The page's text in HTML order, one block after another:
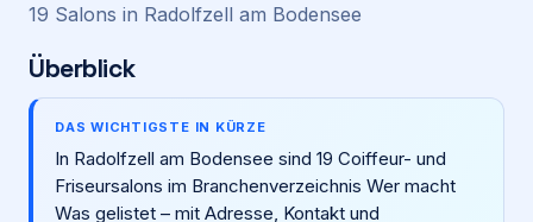
Ratgeber
Werbung
Preise
19 Salons in Radolfzell am Bodensee
Überblick
DAS WICHTIGSTE IN KÜRZE
In Radolfzell am Bodensee sind 19 Coiffeur- und
Friseursalons im Branchenverzeichnis Wer macht
Was gelistet – mit Adresse, Kontakt und